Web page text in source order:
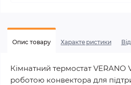
Опис товару Характеристики
Кімнатний термостат VERANO
роботою конвектора для